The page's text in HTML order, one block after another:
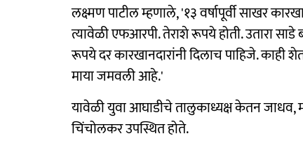
लक्ष्मण पाटील म्हणाले, '१३ वर्षापूर्वी साखर
त्यावेळी एफआरपी. तेराशे रूपये होती. उतारा साडे
रूपये दर कारखानदारांनी दिलाच पाहिजे. काही
माया जमवली आहे.'
यावेळी युवा आघाडीचे तालुकाध्यक्ष केतन जाधव,
चिंचोलकर उपस्थित होते.